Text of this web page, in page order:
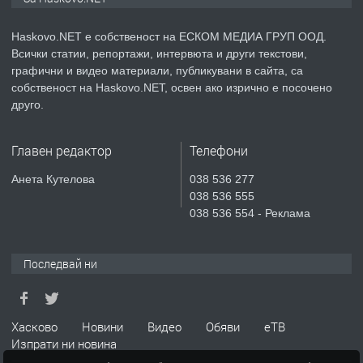
преди 4 дни
ПРЕДЛАГА СГЛОБЯВАНЕ НА МЕБЕЛИ.
№4119 Едностаен обзаведен
Haskovo.NET е собственост на ЕСКОМ МЕДИА ГРУП ООД.
Всички статии, репортажи, интервюта и други текстови,
графични и видео материали, публикувани в сайта, са
собственост на Haskovo.NET, освен ако изрично е посочено
друго.
Главен редактор
Анета Кутелова
Телефони
038 536 277
038 536 555
038 536 554 - Реклама
Последвай ни
Хасково Новини Видео Обяви
еТВ
Изпрати ни новина